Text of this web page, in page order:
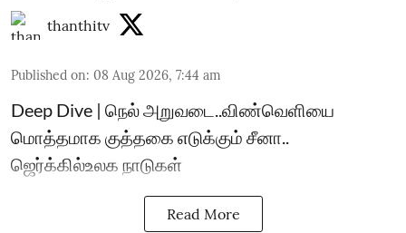
thanthitv
Published on: 08 Aug 2026, 7:44 am
Deep Dive | நெல் அறுவடை..விண்வெளியை
மொத்தமாக குத்தகை எடுக்கும் சீனா..
ஜெர்க்கில்உலக நாடுகள்
Read More